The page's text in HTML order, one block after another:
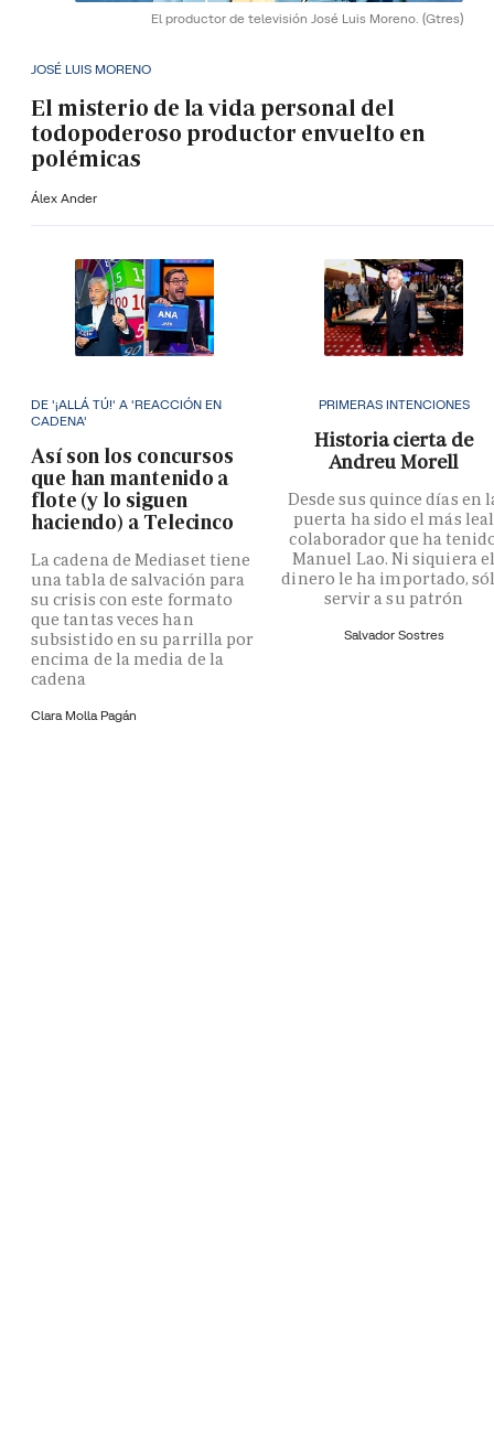
El productor de televisión José Luis Moreno. (Gtres)
JOSÉ LUIS MORENO
El misterio de la vida personal del
todopoderoso productor envuelto en
polémicas
Álex Ander
DE '¡ALLÁ TÚ!' A 'REACCIÓN EN
CADENA'
Así son los concursos
que han mantenido a
flote (y lo siguen
haciendo) a Telecinco
La cadena de Mediaset tiene
una tabla de salvación para
su crisis con este formato
que tantas veces han
subsistido en su parrilla por
encima de la media de la
cadena
Clara Molla Pagán
PRIMERAS INTENCIONES
Historia cierta de
Andreu Morell
Desde sus quince días en
puerta ha sido el más leal
colaborador que ha
Manuel Lao. Ni siquiera
dinero le ha importado,
servir a su patrón
Salvador Sostres